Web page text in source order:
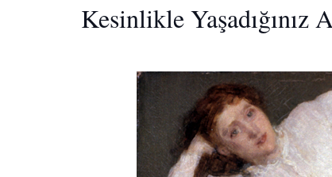
Kesinlikle